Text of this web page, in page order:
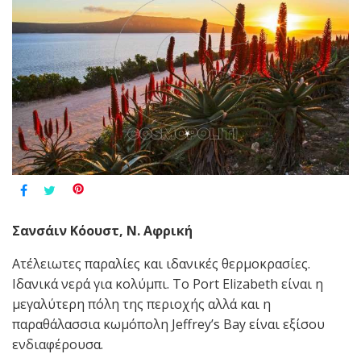
Σανσάιν Κόουστ, Ν. Αφρική
Ατέλειωτες παραλίες και ιδανικές θερμοκρασίες.
Ιδανικά νερά για κολύμπι. Το Port Elizabeth είναι η
μεγαλύτερη πόλη της περιοχής αλλά και η
παραθάλασσια κωμόπολη Jeffrey’s Bay είναι εξίσου
ενδιαφέρουσα.